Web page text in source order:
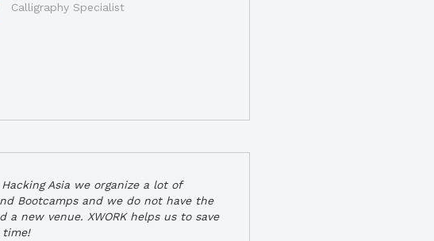
Calligraphy Specialist
Asia we organize a lot of
Bootcamps and we do not have the
a new venue. XWORK helps us to save
time!